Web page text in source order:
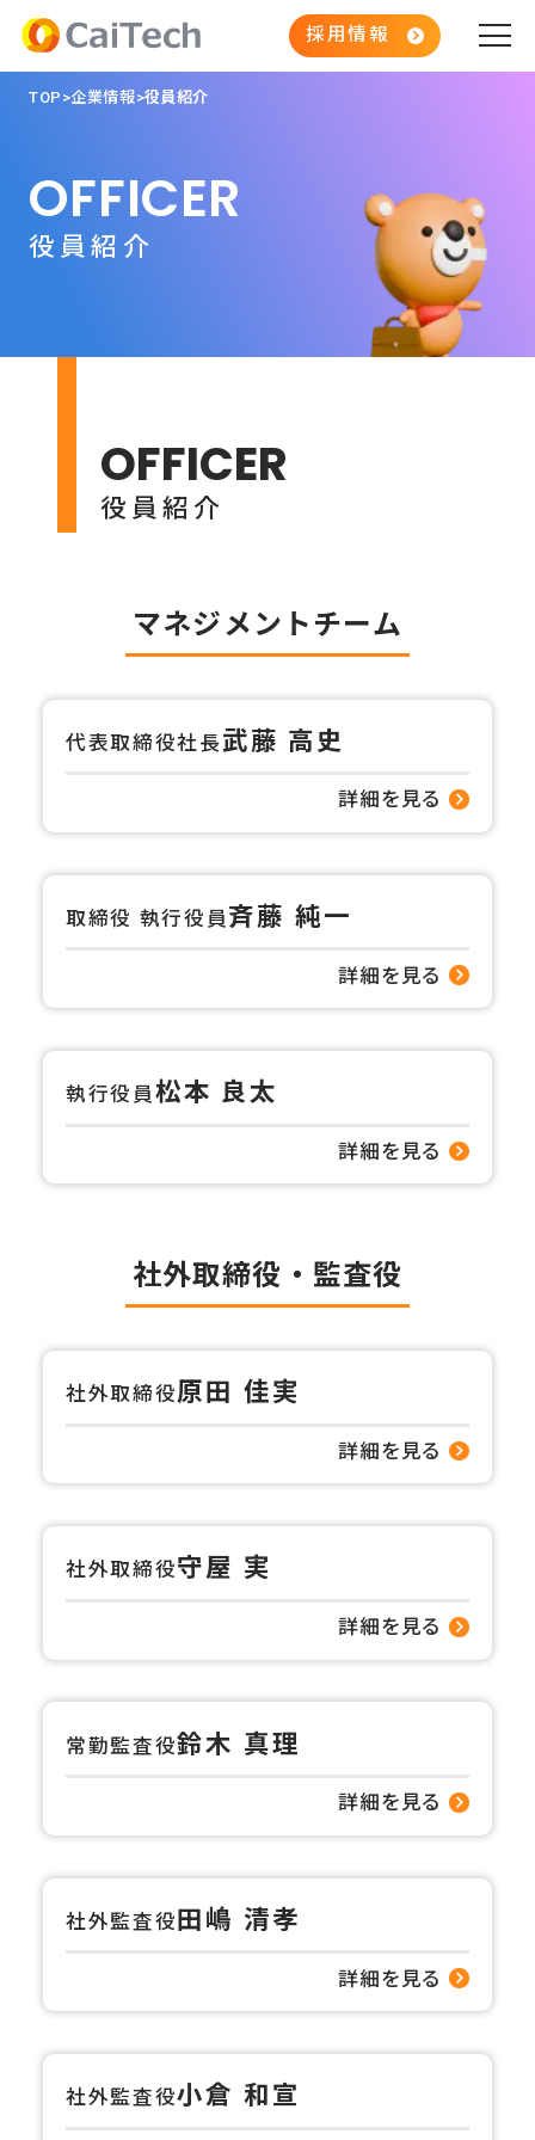
ビジョン
社会的インパクト
代表メッセージ
採用情報
TOP 企業情報 役員紹介
OFFICER
役員紹介
OFFICER
役員紹介
マネジメントチーム
代表取締役社長武藤 高史
詳細を見る
取締役 執行役員 斉藤 純一
詳細を見る
執行役員 松本 良太
詳細を見る
社外取締役・監査役
社外取締役原田 佳実
詳細を見る
社外取締役守屋 実
詳細を見る
常勤監査役鈴木 真理
詳細を見る
社外監査役田嶋 清孝
詳細を見る
社外監査役小倉 和宣